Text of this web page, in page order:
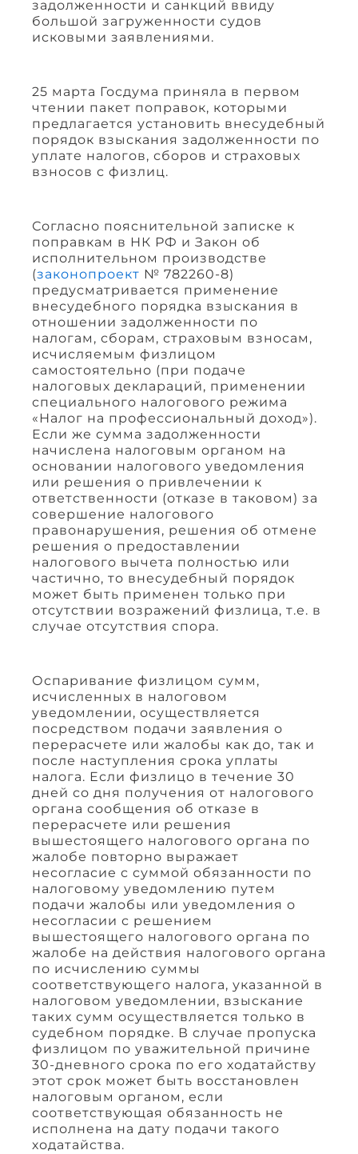
задолженности и санкций ввиду
большой загруженности судов
исковыми заявлениями.
25 марта Госдума приняла в первом
чтении пакет поправок, которыми
предлагается установить внесудебный
порядок взыскания задолженности по
уплате налогов, сборов и страховых
взносов с физлиц.
Согласно пояснительной записке к
поправкам в НК РФ и Закон об
исполнительном производстве
(законопроект № 782260-8)
предусматривается применение
внесудебного порядка взыскания в
отношении задолженности по
налогам, сборам, страховым взносам,
исчисляемым физлицом
самостоятельно (при подаче
налоговых деклараций, применении
специального налогового режима
«Налог на профессиональный доход»).
Если же сумма задолженности
начислена налоговым органом на
основании налогового уведомления
или решения о привлечении к
ответственности (отказе в таковом) за
совершение налогового
правонарушения, решения об отмене
решения о предоставлении
налогового вычета полностью или
частично, то внесудебный порядок
может быть применен только при
отсутствии возражений физлица, т.е. в
случае отсутствия спора.
Оспаривание физлицом сумм,
исчисленных в налоговом
уведомлении, осуществляется
посредством подачи заявления о
перерасчете или жалобы как до, так и
после наступления срока уплаты
налога. Если физлицо в течение 30
дней со дня получения от налогового
органа сообщения об отказе в
перерасчете или решения
вышестоящего налогового органа по
жалобе повторно выражает
несогласие с суммой обязанности по
налоговому уведомлению путем
подачи жалобы или уведомления о
несогласии с решением
вышестоящего налогового органа по
жалобе на действия налогового органа
по исчислению суммы
соответствующего налога, указанной в
налоговом уведомлении, взыскание
таких сумм осуществляется только в
судебном порядке. В случае пропуска
физлицом по уважительной причине
30-дневного срока по его ходатайству
этот срок может быть восстановлен
налоговым органом, если
соответствующая обязанность не
исполнена на дату подачи такого
ходатайства.